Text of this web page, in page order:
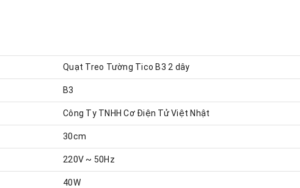
Quạt Treo Tường Tico B3 2 dây
B3
Công Ty TNHH Cơ Điện Tử Việt Nhật
30cm
220V ~ 50Hz
40W